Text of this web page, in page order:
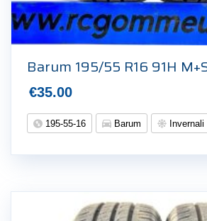
Barum 195/55 R16 91H
€35.00
195-55-16 Barum Invernali